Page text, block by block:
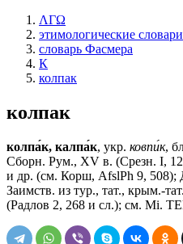
ΛΓΩ
этимологические словари
словарь Фасмера
К
колпак
колпак
колпа́к, калпа́к, укр. ковпи́к,
Сборн. Рум., ХV в. (Срезн. I,
и др. (см. Корш, AfslPh 9, 508);
Заимств. из тур., тат., крым.-
(Радлов 2, 268 и сл.); см. Мi.